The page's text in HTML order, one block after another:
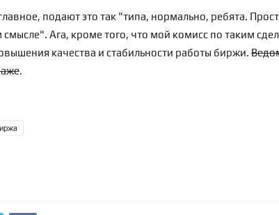
подают это так "типа, нормально, ребята.
Ага, кроме того, что мой комисс по таким
качества и стабильности работы биржи.
.